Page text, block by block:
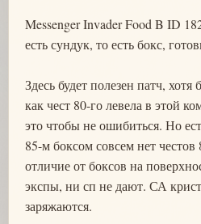
Messenger Invader Food B ID
есть сундук, то есть бокс,
Здесь будет полезен патч,
как чест 80-го левела в этой
это чтобы не ошибиться. Но
85-м боксом совсем нет честов
отличие от боксов на
экспы, ни сп не дают. СА
заряжаются.